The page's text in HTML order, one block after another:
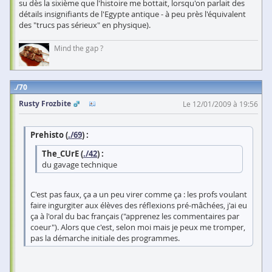
su dès la sixième que l'histoire me bottait, lorsqu'on parlait des
détails insignifiants de l'Egypte antique - à peu près l'équivalent
des "trucs pas sérieux" en physique).
Mind the gap ?
70
Rusty Frozbite
Le 12/01/2009 à 19:56
Prehisto (./69) :
The_CUrE (./42) :
du gavage technique
C'est pas faux, ça a un peu virer comme ça : les profs voulant
faire ingurgiter aux élèves des réflexions pré-mâchées, j'ai eu
ça à l'oral du bac français ("apprenez les commentaires par
coeur"). Alors que c'est, selon moi mais je peux me tromper,
pas la démarche initiale des programmes.